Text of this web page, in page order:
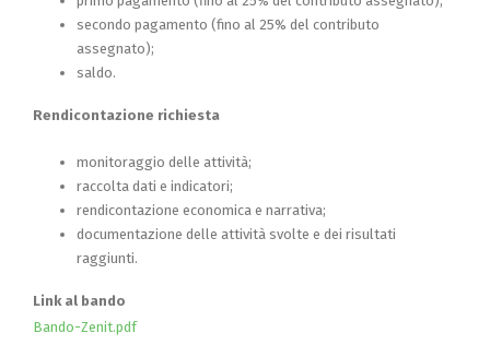
secondo pagamento (fino al 25% del contributo
assegnato);
saldo.
Rendicontazione richiesta
monitoraggio delle attività;
raccolta dati e indicatori;
rendicontazione economica e narrativa;
documentazione delle attività svolte e dei risultati
raggiunti.
Link al bando
Bando-Zenit.pdf